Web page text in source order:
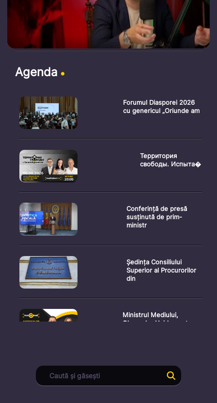
Agenda
Forumul Diasporei 2026
cu genericul „Oriunde am
Территория
свободы. Испыта�
Conferință de presă
susținută de prim-
ministr
Ședința Consiliului
Superior al Procurorilor
din
Ministrul Mediului,
Gheorghe Hajder, este
Consultări publice privind
proiectul de lege pent